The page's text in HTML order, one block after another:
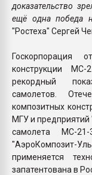
доказательство
ещё одна победа
"Ростеха" Сергей
Госкорпорация
конструкции
рекордный
самолетов.
композитных
МГУ и предприятий
самолета МС-
"АэроКомпозит-
применяется
запатентована в